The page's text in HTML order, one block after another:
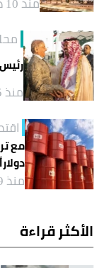
منذ 15 دقيقة
دولاراً
منذ 19 دقيقة
الأكثر قراءة